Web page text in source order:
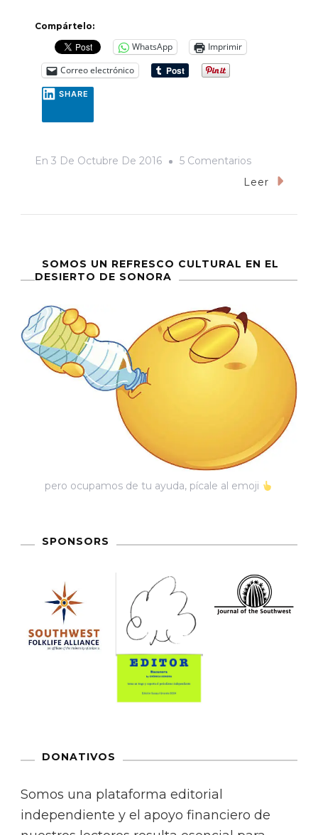
Compártelo:
WhatsApp
Imprimir
Correo electrónico
SHARE
En 3 De Octubre De 2016 5 ComentariosEn
Luis
Y
Yo
Leer
SOMOS UN REFRESCO CULTURAL EN EL
DESIERTO DE SONORA
pero ocupamos de tu ayuda, pícale al emoji
SPONSORS
DONATIVOS
Somos una plataforma editorial
independiente y el apoyo financiero de